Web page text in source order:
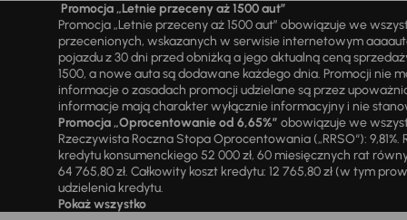
Promocja „Letnie przeceny aż 1500 aut”
Promocja „Letnie przeceny aż 1500 aut” obowiązuje we
przecenionych, wskazanych w serwisie internetowym
pojazdu z 30 dni przed obniżką a jego aktualną ceną
1500, a nowe auta są dodawane każdego dnia. Promocji nie
informacje o zasadach promocji udzielane są przez
informacje mają charakter wyłącznie informacyjny i nie
Promocja „Oprocentowanie od 6,65%” obowiązuje we
Rzeczywista Roczna Stopa Oprocentowania („RRSO“):
kredytu konsumenckiego 52 000 zł, 60 miesięcznych rat
64 765,80 zł. Całkowity koszt kredytu: 12 765,80 zł (w tym
udzielenia kredytu.
Pokaż wszystko